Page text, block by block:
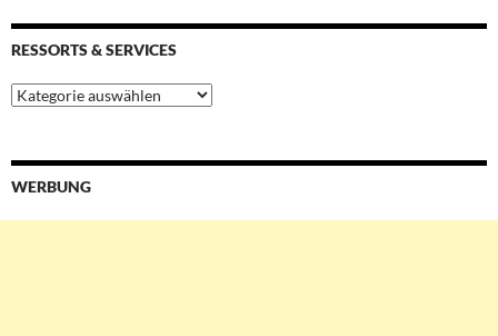
RESSORTS & SERVICES
Ressorts
&
WERBUNG